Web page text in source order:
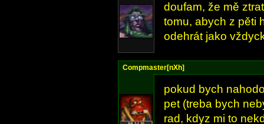
doufam, že mě
tomu, abych z pěti
odehrát jako
Compmaster[nXh]
pokud bych
pet (treba bych
rad, kdyz mi to